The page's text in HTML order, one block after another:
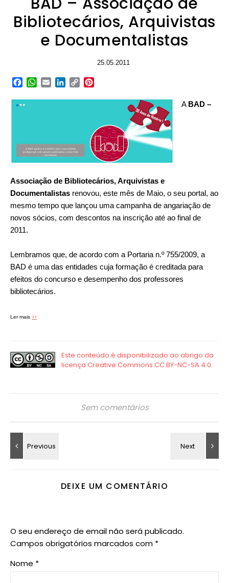
Bibliotecários, Arquivistas
e Documentalistas
25.05.2011
Facebook
WhatsApp
EmailLinkedIn
Copy
A BAD –
Associação de Bibliotecários, Arquivistas e
Documentalistas renovou, este mês de Maio, o seu portal, ao
mesmo tempo que lançou uma campanha de angariação de
novos sócios, com descontos na inscrição até ao final de
2011.
Lembramos que, de acordo com a Portaria n.º 755/2009, a
BAD é uma das entidades cuja formação é creditada para
efeitos do concurso e desempenho dos professores
bibliotecários.
Ler mais >>
Sem comentários
DEIXE UM COMENTÁRIO
O seu endereço de email não será publicado.
Campos obrigatórios marcados com *
Nome *